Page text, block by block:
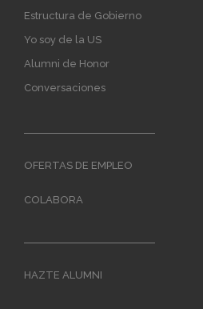
Estructura de Gobierno
Yo soy de la US
Alumni de Honor
Conversaciones
OFERTAS DE EMPLEO
COLABORA
HAZTE ALUMNI